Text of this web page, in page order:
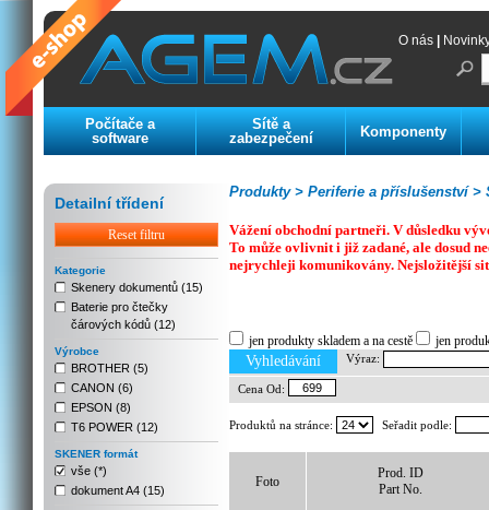
O nás
Počítače a
software
Sítě a
zabezpečení
Komponenty
Detailní třídení
Reset filtru
Kategorie
Skenery dokumentů (15)
Baterie pro čtečky
čárových kódů (12)
Výrobce
BROTHER (5)
CANON (6)
EPSON (8)
T6 POWER (12)
SKENER formát
vše (*)
dokument A4 (15)
Periferie a příslušenství >
Produkty >
Vážení obchodní partneři. V důsledku
To může ovlivnit i již zadané, ale dosud
nejrychleji komunikovány. Nejsložitější
jen produkty skladem a na cestě jen
Vyhledávání Výraz:
Cena Od:
Produktů na stránce: Seřadit podle:
Foto
Prod. ID
Part No.